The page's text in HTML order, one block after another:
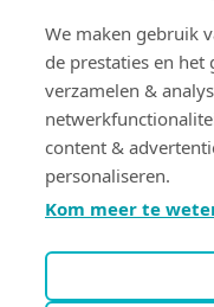
buurt.
VIND EEN
We maken gebruik
de prestaties en het
verzamelen &
content &
personaliseren.
Kom meer te